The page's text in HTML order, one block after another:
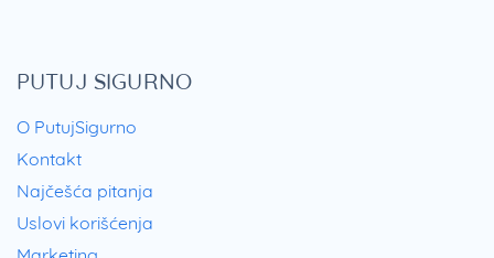
PUTUJ SIGURNO
O PutujSigurno
Kontakt
Najčešća pitanja
Uslovi korišćenja